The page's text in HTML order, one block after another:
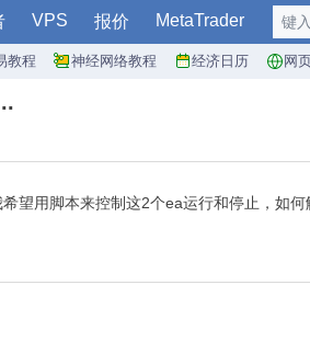
VPS 报价 MetaTrader
教程 神经网络教程 经济日历 网
键入
望用脚本来控制这2个ea运行和停止，如何